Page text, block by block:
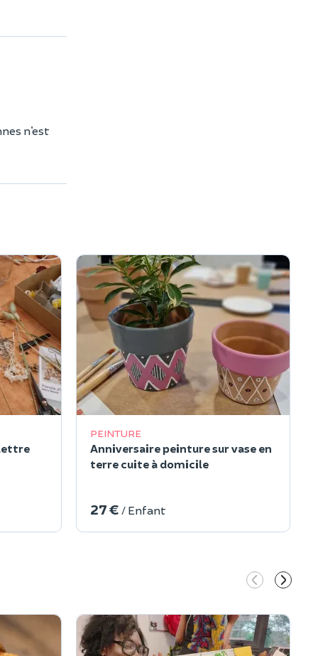
n’est
PEINTURE
Anniversaire peinture sur vase en
terre cuite à domicile
27 € / Enfant